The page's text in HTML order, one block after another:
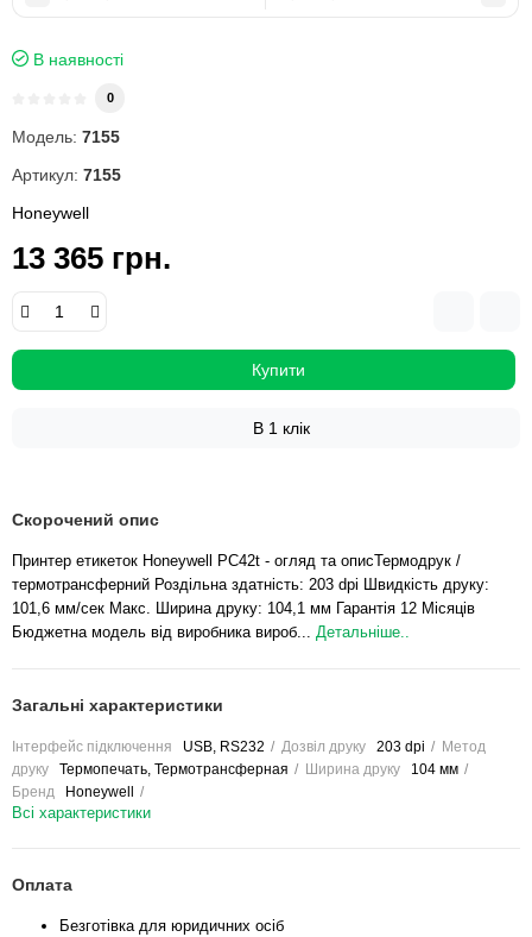
В наявності
0
Модель: 7155
Артикул: 7155
Honeywell
13 365 грн.
Купити
В 1 клік
Скорочений опис
Принтер етикеток Honeywell PC42t - огляд та описТермодрук /
термотрансферний Роздільна здатність: 203 dpi Швидкість друку:
101,6 мм/сек Макс. Ширина друку: 104,1 мм Гарантія 12 Місяців
Бюджетна модель від виробника вироб... Детальніше..
Загальні характеристики
Інтерфейс підключення USB, RS232 Дозвіл друку 203 dpi
Метод
друку
Термопечать, Термотрансферная Ширина друку
104 мм
Бренд
Honeywell
Всі характеристики
Оплата
Безготівка для юридичних осіб